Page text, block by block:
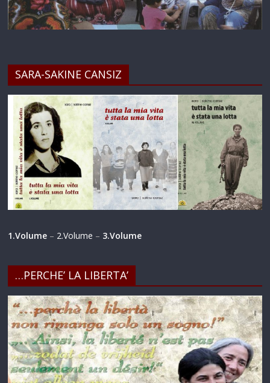
SARA-SAKINE CANSIZ
1.Volume – 2.Volume – 3.Volume
…PERCHE’ LA LIBERTA’